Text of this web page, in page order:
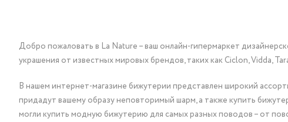
Добро пожаловать в La Nature – ваш онлайн-гипермаркет
украшения от известных мировых брендов, таких как Ciclon, Vidda,
В нашем интернет-магазине бижутерии представлен широкий
придадут вашему образу неповторимый шарм, а также купить
могли купить модную бижутерию для самых разных поводов – от